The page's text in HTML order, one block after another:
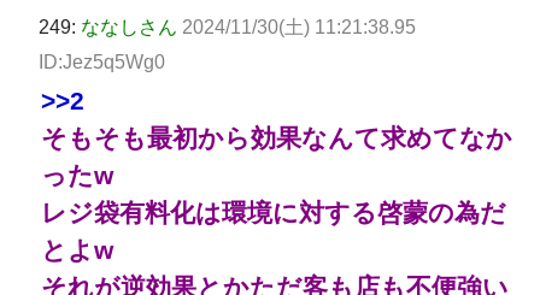
249: ななしさん 2024/11/30(土) 11:21:38.95
ID:Jez5q5Wg0
>>2
そもそも最初から効果なんて求めてなか
ったw
レジ袋有料化は環境に対する啓蒙の為だ
とよw
それが逆効果とかただ客も店も不便強い